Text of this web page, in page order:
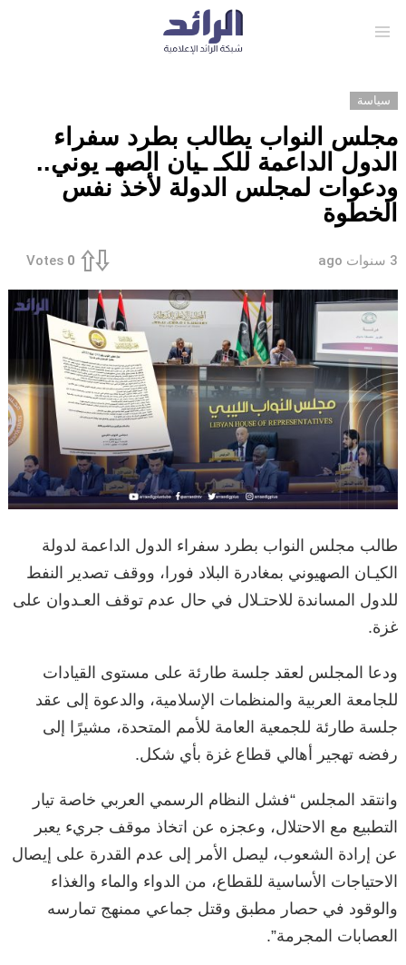
سياسة
مجلس النواب يطالب بطرد سفراء
الدول الداعمة للكـ ـيان الصهـ يوني..
ودعوات لمجلس الدولة لأخذ نفس
الخطوة
3 سنوات ago 0
Votes
طالب مجلس النواب بطرد سفراء الدول الداعمة لدولة
الكيـان الصهيوني بمغادرة البلاد فورا، ووقف تصدير النفط
للدول المساندة للاحتـلال في حال عدم توقف العـدوان على
غزة.
ودعا المجلس لعقد جلسة طارئة على مستوى القيادات
للجامعة العربية والمنظمات الإسلامية، والدعوة إلى عقد
جلسة طارئة للجمعية العامة للأمم المتحدة، مشيرًا إلى
رفضه تهجير أهالي قطاع غزة بأي شكل.
وانتقد المجلس “فشل النظام الرسمي العربي خاصة تيار
التطبيع مع الاحتلال، وعجزه عن اتخاذ موقف جريء يعبر
عن إرادة الشعوب، ليصل الأمر إلى عدم القدرة على إيصال
الاحتياجات الأساسية للقطاع، من الدواء والماء والغذاء
والوقود في حصار مطبق وقتل جماعي ممنهج تمارسه
العصابات المجرمة”.